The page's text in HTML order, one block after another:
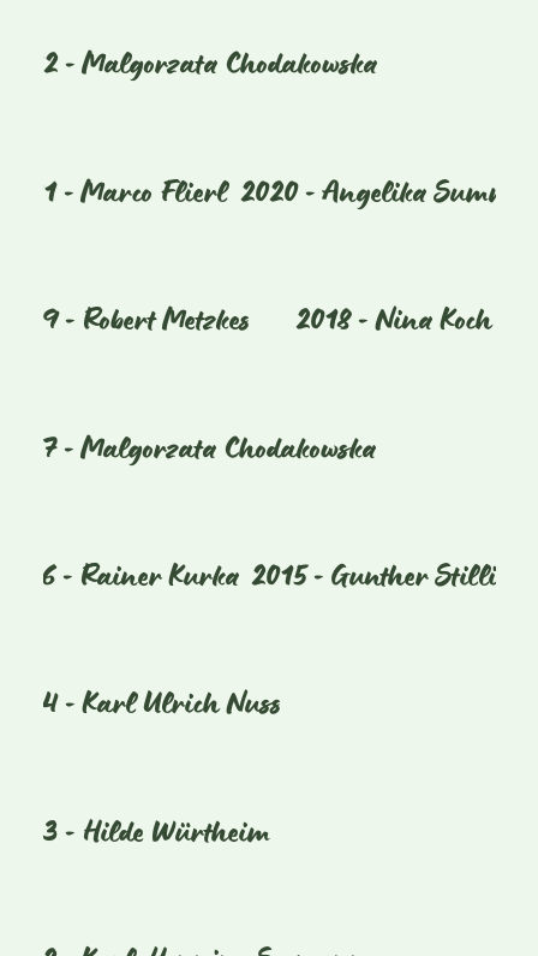
2022 - Malgorzata Chodakowska
2021 - Marco Flierl 2020 - Angelika Summa
2019 - Robert Metzkes 2018 - Nina Koch
2017 - Malgorzata Chodakowska
2016 - Rainer Kurka 2015 - Gunther Stilling
2014 - Karl Ulrich Nuss
2013 - Hilde Würtheim